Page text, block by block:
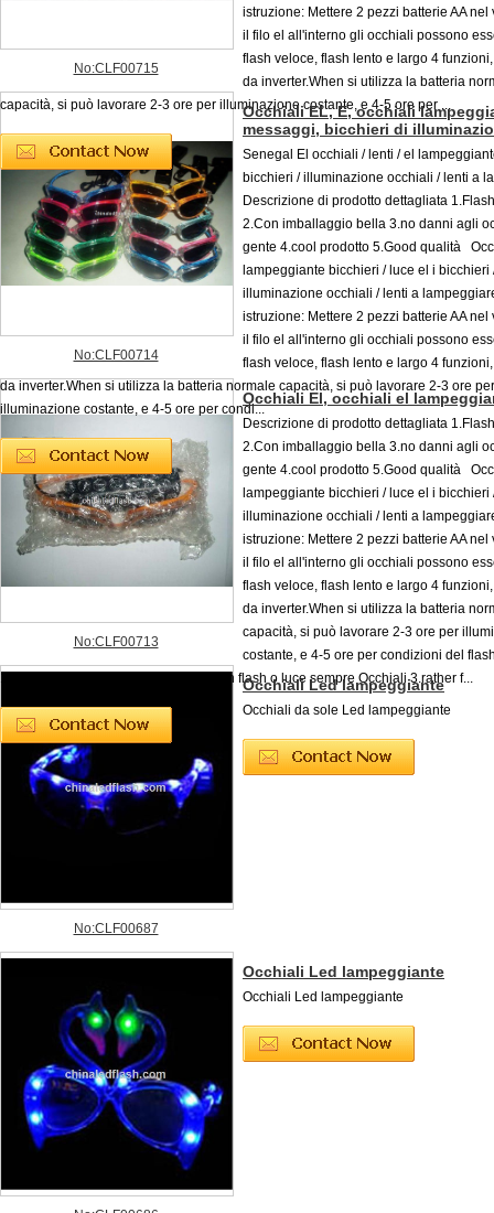
No:CLF00715
istruzione: Mettere 2 pezzi batterie AA nel
il filo el all'interno gli occhiali possono
flash veloce, flash lento e largo 4
da inverter.When si utilizza la batteria
capacità, si può lavorare 2-3 ore per illuminazione costante, e 4-5 ore per ...
No:CLF00714
Occhiali EL, E, occhiali
messaggi, bicchieri di
Senegal El occhiali / lenti / el
bicchieri / illuminazione occhiali / lenti a
Descrizione di prodotto dettagliata
2.Con imballaggio bella 3.no danni agli
gente 4.cool prodotto 5.Good qualità
lampeggiante bicchieri / luce el i bicchieri
illuminazione occhiali / lenti a
istruzione: Mettere 2 pezzi batterie AA nel
il filo el all'interno gli occhiali possono
flash veloce, flash lento e largo 4
da inverter.When si utilizza la batteria normale capacità, si può lavorare 2-3 ore per
illuminazione costante, e 4-5 ore per condi...
No:CLF00713
Occhiali El, occhiali el
Descrizione di prodotto dettagliata
2.Con imballaggio bella 3.no danni agli
gente 4.cool prodotto 5.Good qualità
lampeggiante bicchieri / luce el i bicchieri
illuminazione occhiali / lenti a
istruzione: Mettere 2 pezzi batterie AA nel
il filo el all'interno gli occhiali possono
flash veloce, flash lento e largo 4
da inverter.When si utilizza la batteria
capacità, si può lavorare 2-3 ore per
costante, e 4-5 ore per condizioni del
1.no danni agli occhi della gente 2.Can flash o luce sempre Occhiali 3.rather f...
No:CLF00687
Occhiali Led lampeggiante
Occhiali da sole Led lampeggiante
Occhiali Led lampeggiante
Occhiali Led lampeggiante